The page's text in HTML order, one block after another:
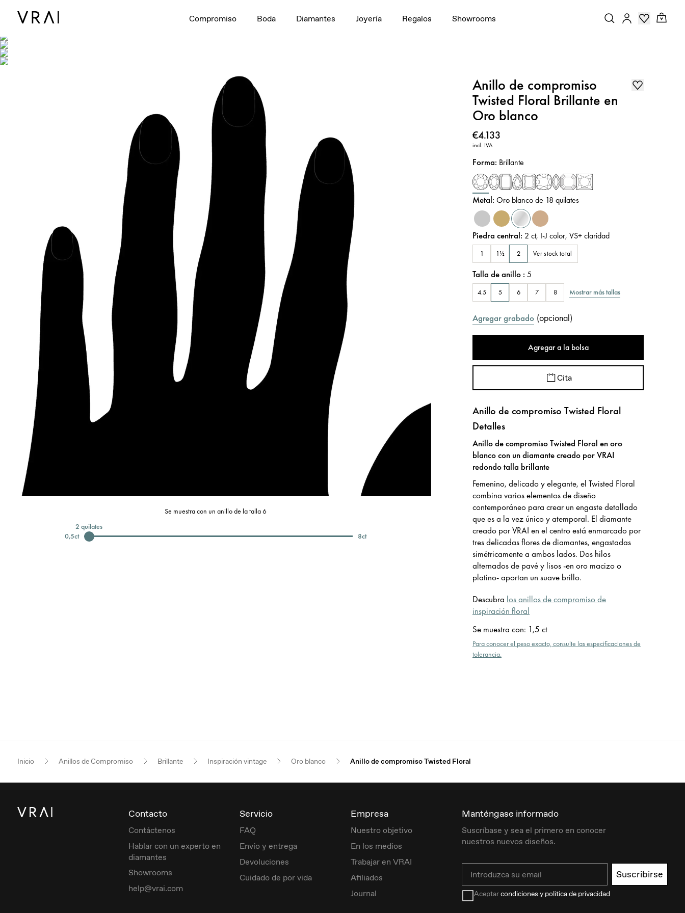
Compromiso Boda Diamantes Joyería Regalos Showrooms
Se muestra con un anillo de la talla 6
0,5ct
2 quilates
8ct
Anillo de compromiso
Twisted Floral Brillante en
Oro blanco
Precio:
€4.133
incl. IVA
Forma: Brillante
Metal:Oro blanco de 18 quilates
Piedra central: 2 ct, I-J color,VS+claridad
1 1½ 2 Ver stock total
Talla de anillo :5
4.5 5 6 7 8 Mostrar más tallas
Agregar grabado (opcional)
Agregar a la bolsa
Cita
Anillo de compromiso Twisted Floral
Detalles
Anillo de compromiso Twisted Floral en oro
blanco con un diamante creado por VRAI
redondo talla brillante
Femenino, delicado y elegante, el Twisted Floral
combina varios elementos de diseño
contemporáneo para crear un engaste detallado
que es a la vez único y atemporal. El diamante
creado por VRAI en el centro está enmarcado por
tres delicadas flores de diamantes, engastadas
simétricamente a ambos lados. Dos hilos
alternados de pavé y lisos -en oro macizo o
platino- aportan un suave brillo.
Descubra los anillos de compromiso de
inspiración floral
Se muestra con: 1,5 ct
Para conocer el peso exacto, consulte las especificaciones de
tolerancia.
Inicio Anillos de Compromiso Brillante Inspiración vintage Oro blanco Anillo de compromiso Twisted Floral
Contacto
Contáctenos
Hablar con un experto en
diamantes
Showrooms
help@vrai.com
Servicio
FAQ
Envío y entrega
Devoluciones
Cuidado de por vida
Empresa
Nuestro objetivo
En los medios
Trabajar en VRAI
Afiliados
Journal
Manténgase informado
Suscríbase y sea el primero en conocer
nuestros nuevos diseños.
Suscribirse
Aceptarcondiciones y política de privacidad